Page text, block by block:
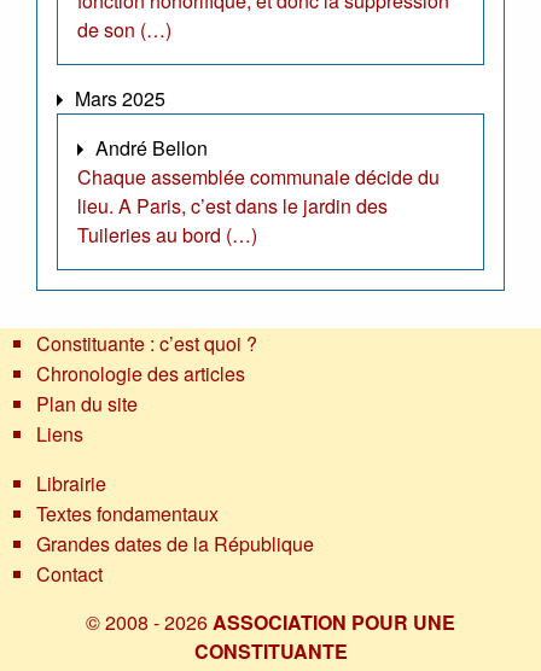
de son (…)
Mars 2025
André Bellon
Chaque assemblée communale décide du
lieu. A Paris, c’est dans le jardin des
Tuileries au bord (…)
Constituante : c’est quoi ?
Chronologie des articles
Plan du site
Liens
Librairie
Textes fondamentaux
Grandes dates de la République
Contact
© 2008 - 2026ASSOCIATION POUR UNE
CONSTITUANTE